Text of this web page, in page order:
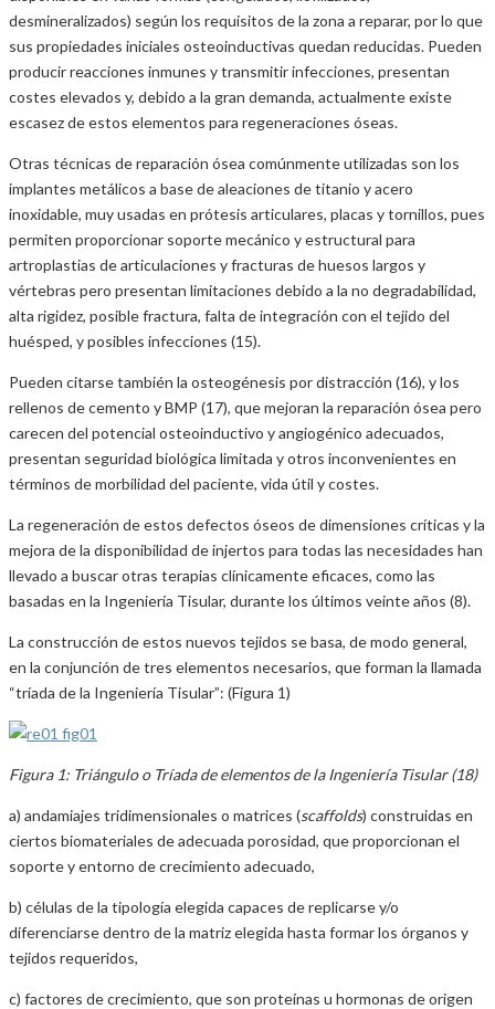
desmineralizados) según los requisitos de la zona a reparar, por lo que
sus propiedades iniciales osteoinductivas quedan reducidas. Pueden
producir reacciones inmunes y transmitir infecciones, presentan
costes elevados y, debido a la gran demanda, actualmente existe
escasez de estos elementos para regeneraciones óseas.
Otras técnicas de reparación ósea comúnmente utilizadas son los
implantes metálicos a base de aleaciones de titanio y acero
inoxidable, muy usadas en prótesis articulares, placas y tornillos, pues
permiten proporcionar soporte mecánico y estructural para
artroplastias de articulaciones y fracturas de huesos largos y
vértebras pero presentan limitaciones debido a la no degradabilidad,
alta rigidez, posible fractura, falta de integración con el tejido del
huésped, y posibles infecciones (15).
Pueden citarse también la osteogénesis por distracción (16), y los
rellenos de cemento y BMP (17), que mejoran la reparación ósea pero
carecen del potencial osteoinductivo y angiogénico adecuados,
presentan seguridad biológica limitada y otros inconvenientes en
términos de morbilidad del paciente, vida útil y costes.
La regeneración de estos defectos óseos de dimensiones críticas y la
mejora de la disponibilidad de injertos para todas las necesidades han
llevado a buscar otras terapias clínicamente eficaces, como las
basadas en la Ingeniería Tisular, durante los últimos veinte años (8).
La construcción de estos nuevos tejidos se basa, de modo general,
en la conjunción de tres elementos necesarios, que forman la llamada
“tríada de la Ingeniería Tisular”: (Figura 1)
Figura 1: Triángulo o Tríada de elementos de la Ingeniería Tisular (18)
a) andamiajes tridimensionales o matrices (scaffolds) construidas en
ciertos biomateriales de adecuada porosidad, que proporcionan el
soporte y entorno de crecimiento adecuado,
b) células de la tipología elegida capaces de replicarse y/o
diferenciarse dentro de la matriz elegida hasta formar los órganos y
tejidos requeridos,
c) factores de crecimiento, que son proteínas u hormonas de origen